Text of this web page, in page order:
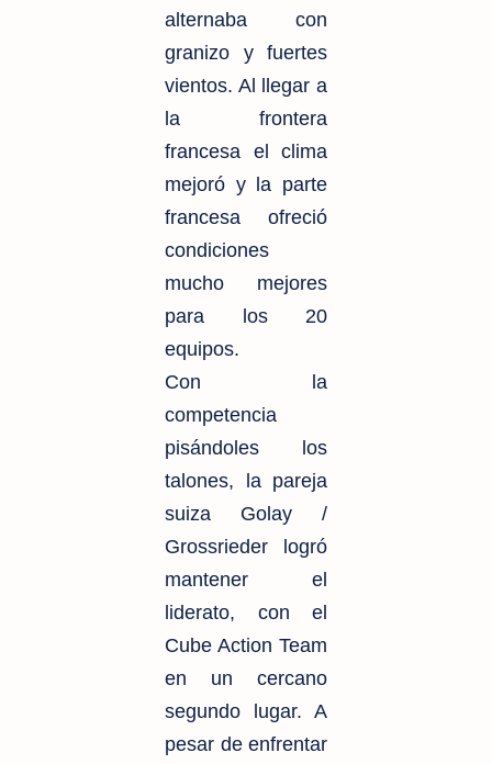
alternaba con
granizo y fuertes
vientos. Al llegar a
la frontera
francesa el clima
mejoró y la parte
francesa ofreció
condiciones
mucho mejores
para los 20
equipos.
Con la
competencia
pisándoles los
talones, la pareja
suiza Golay /
Grossrieder logró
mantener el
liderato, con el
Cube Action Team
en un cercano
segundo lugar. A
pesar de enfrentar